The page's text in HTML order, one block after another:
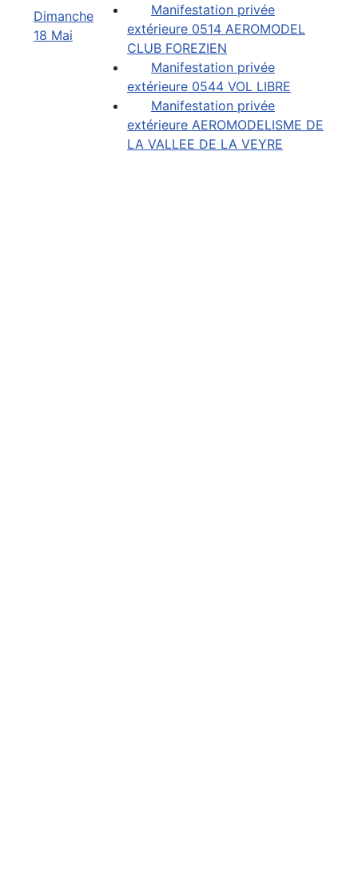
Dimanche
18 Mai
Manifestation privée
extérieure 0514 AEROMODEL
CLUB FOREZIEN
Manifestation privée
extérieure 0544 VOL LIBRE
Manifestation privée
extérieure AEROMODELISME DE
LA VALLEE DE LA VEYRE